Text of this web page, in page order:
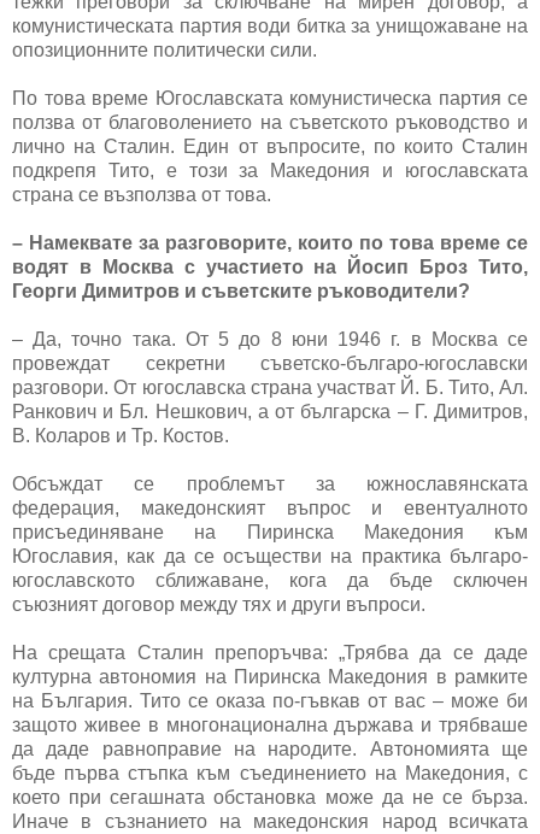
комунистическата партия води битка за унищожаване на
опозиционните политически сили.
По това време Югославската комунистическа партия се
ползва от благоволението на съветското ръководство и
лично на Сталин. Един от въпросите, по които Сталин
подкрепя Тито, е този за Македония и югославската
страна се възползва от това.
– Намеквате за разговорите, които по това време се
водят в Москва с участието на Йосип Броз Тито,
Георги Димитров и съветските ръководители?
– Да, точно така. От 5 до 8 юни 1946 г. в Москва се
провеждат секретни съветско-българо-югославски
разговори. От югославска страна участват Й. Б. Тито, Ал.
Ранкович и Бл. Нешкович, а от българска – Г. Димитров,
В. Коларов и Тр. Костов.
Обсъждат се проблемът за южнославянската
федерация, македонският въпрос и евентуалното
присъединяване на Пиринска Македония към
Югославия, как да се осъществи на практика българо-
югославското сближаване, кога да бъде сключен
съюзният договор между тях и други въпроси.
На срещата Сталин препоръчва: „Трябва да се даде
културна автономия на Пиринска Македония в рамките
на България. Тито се оказа по-гъвкав от вас – може би
защото живее в многонационална държава и трябваше
да даде равноправие на народите. Автономията ще
бъде първа стъпка към съединението на Македония, с
което при сегашната обстановка може да не се бърза.
Иначе в съзнанието на македонския народ всичката